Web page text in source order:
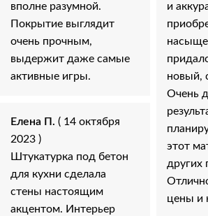
вполне разумной.
Покрытие выглядит
очень прочным,
выдержит даже самые
активные игры.
Елена П. ( 14 октября
2023 )
Штукатурка под бетон
для кухни сделала
стены настоящим
акцентом. Интерьер
и
новый,
Очень
этот
других
цены и